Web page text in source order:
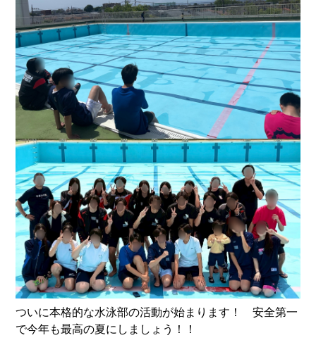
ついに本格的な水泳部の活動が始まります！ 安全第一
で今年も最高の夏にしましょう！！